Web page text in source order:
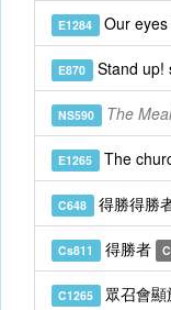
E1284 Our eyes
E870 Stand up!
NS590 The
E1265 The
C648 得勝得勝
Cs811 得勝者
C1265 眾召會顯